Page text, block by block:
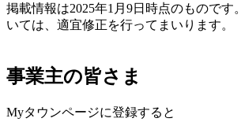
掲載情報は2025年1月9日時点のものです
いては、適宜修正を行ってまいります。
事業主の皆さま
Myタウンページに登録すると